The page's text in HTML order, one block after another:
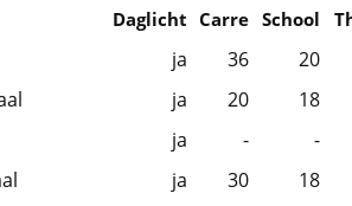
Daglicht Carre School
ja 36 20
ja 20 18
ja - -
ja 30 18